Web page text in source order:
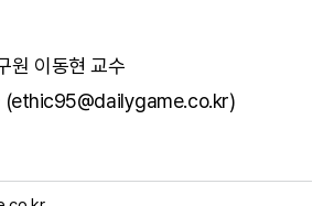
원 이동현 교수
(ethic95@dailygame.co.kr)